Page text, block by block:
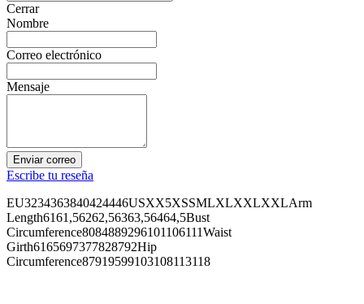
Cerrar
Nombre
Correo electrónico
Mensaje
Enviar correo
Escribe tu reseña
EU3234363840424446USXX5XSSMLXLXXLXXLArm
Length6161,56262,56363,56464,5Bust
Circumference8084889296101106111Waist
Girth6165697377828792Hip
Circumference87919599103108113118